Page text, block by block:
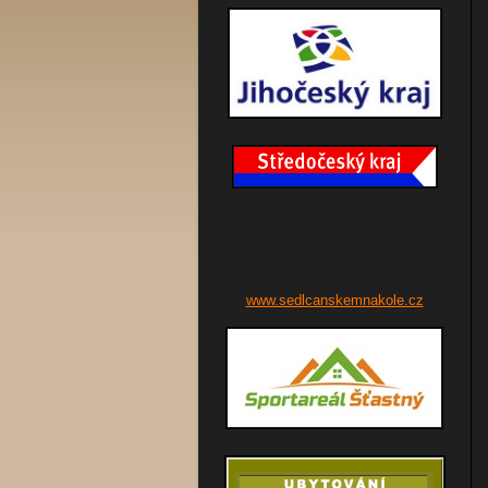
www.sedlcanskemnakole.cz